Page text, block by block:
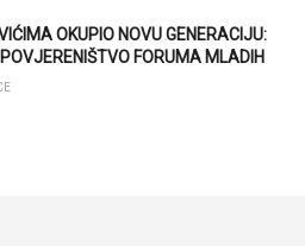
OKUPIO NOVU GENERACIJU:
FORUMA MLADIH